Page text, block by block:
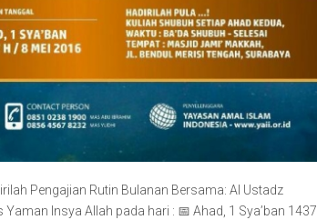
Pengajian Rutin Bulanan Bersama: Al Ustadz
Insya Allah pada hari : 📅 Ahad, 1 Sya’ban 1437